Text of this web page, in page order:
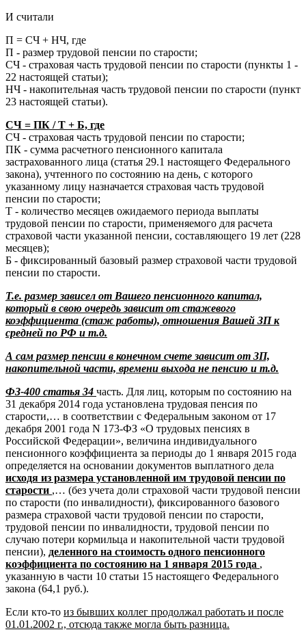
И считали
П = СЧ + НЧ, где
П - размер трудовой пенсии по старости;
СЧ - страховая часть трудовой пенсии по старости (пункты 1 -
22 настоящей статьи);
НЧ - накопительная часть трудовой пенсии по старости (пункт
23 настоящей статьи).
СЧ = ПК / Т + Б, где
СЧ - страховая часть трудовой пенсии по старости;
ПК - сумма расчетного пенсионного капитала
застрахованного лица (статья 29.1 настоящего Федерального
закона), учтенного по состоянию на день, с которого
указанному лицу назначается страховая часть трудовой
пенсии по старости;
Т - количество месяцев ожидаемого периода выплаты
трудовой пенсии по старости, применяемого для расчета
страховой части указанной пенсии, составляющего 19 лет (228
месяцев);
Б - фиксированный базовый размер страховой части трудовой
пенсии по старости.
Т.е. размер зависел от Вашего пенсионного капитал,
который в свою очередь зависит от стажевого
коэффициента (стаж работы), отношения Вашей ЗП к
средней по РФ и т.д.
А сам размер пенсии в конечном счете зависит от ЗП,
накопительной части, времени выхода не пенсию и т.д.
ФЗ-400 статья 34 часть. Для лиц, которым по состоянию на
31 декабря 2014 года установлена трудовая пенсия по
старости,… в соответствии с Федеральным законом от 17
декабря 2001 года N 173-ФЗ «О трудовых пенсиях в
Российской Федерации», величина индивидуального
пенсионного коэффициента за периоды до 1 января 2015 года
определяется на основании документов выплатного дела
исходя из размера установленной им трудовой пенсии по
старости ,… (без учета доли страховой части трудовой пенсии
по старости (по инвалидности), фиксированного базового
размера страховой части трудовой пенсии по старости,
трудовой пенсии по инвалидности, трудовой пенсии по
случаю потери кормильца и накопительной части трудовой
пенсии), деленного на стоимость одного пенсионного
коэффициента по состоянию на 1 января 2015 года ,
указанную в части 10 статьи 15 настоящего Федерального
закона (64,1 руб.).
Если кто-то из бывших коллег продолжал работать и после
01.01.2002 г., отсюда также могла быть разница.